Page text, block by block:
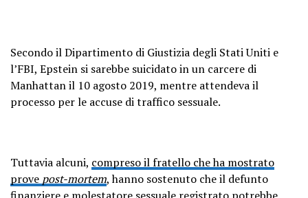
Secondo il Dipartimento di Giustizia degli Stati Uniti e
l’FBI, Epstein si sarebbe suicidato in un carcere di
Manhattan il 10 agosto 2019, mentre attendeva il
processo per le accuse di traffico sessuale.
Tuttavia alcuni, compreso il fratello che ha mostrato
prove post-mortem, hanno sostenuto che il defunto